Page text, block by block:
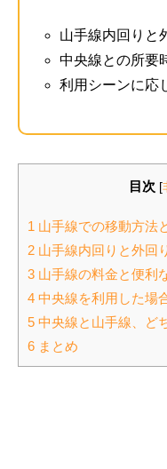
山手線内回りと
中央線との所要
利用シーンに応
目次 [
1 山手線での移動方法
2 山手線内回りと外回
3 山手線の料金と便利
4 中央線を利用した場
5 中央線と山手線、ど
6 まとめ